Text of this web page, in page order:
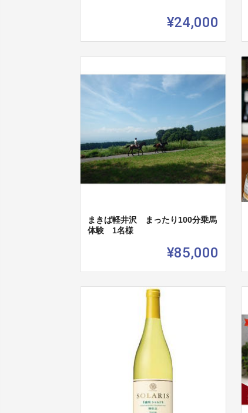
¥24,000
まきば軽井沢 まったり100分乗馬
体験 1名様
¥85,000